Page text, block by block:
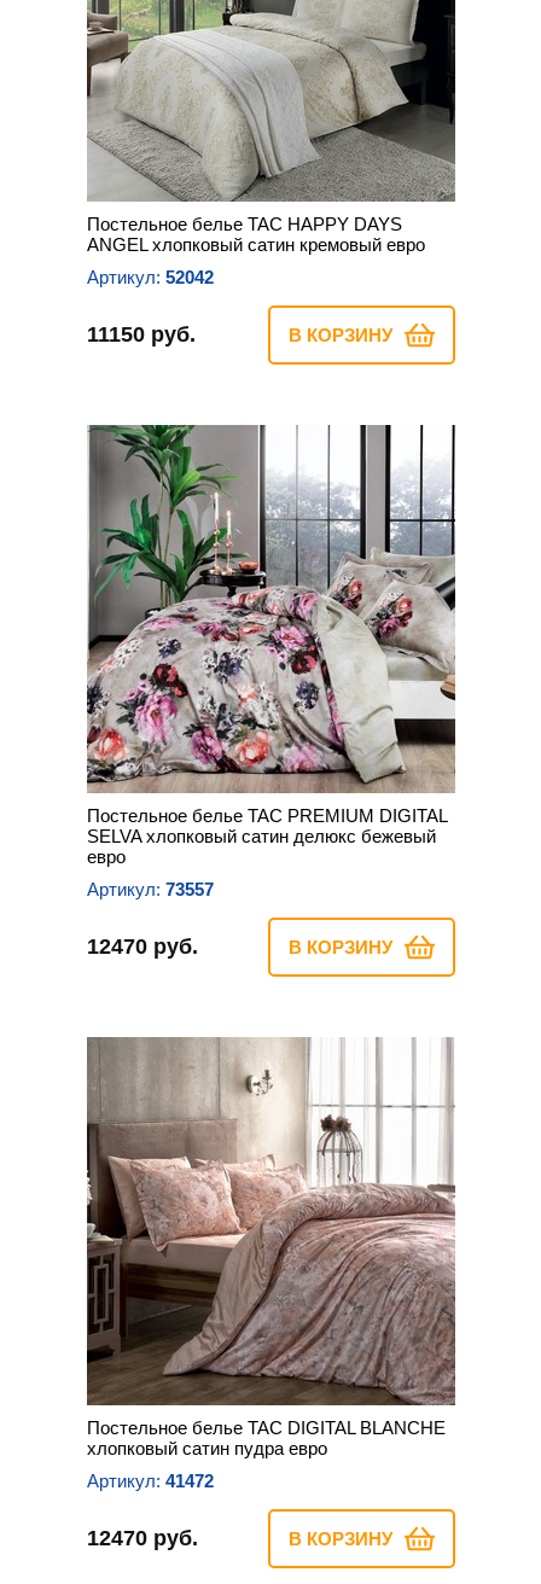
Постельное белье TAC HAPPY DAYS
ANGEL хлопковый сатин кремовый евро
Артикул: 52042
11150 руб. В КОРЗИНУ
Постельное белье TAC PREMIUM DIGITAL
SELVA хлопковый сатин делюкс бежевый
евро
Артикул: 73557
12470 руб. В КОРЗИНУ
Постельное белье TAC DIGITAL BLANCHE
хлопковый сатин пудра евро
Артикул: 41472
12470 руб. В КОРЗИНУ